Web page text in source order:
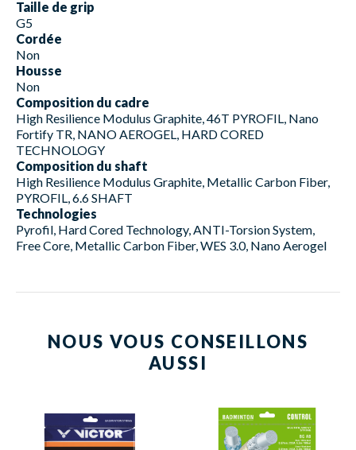
Taille de grip
G5
Cordée
Non
Housse
Non
Composition du cadre
High Resilience Modulus Graphite, 46T PYROFIL, Nano
Fortify TR, NANO AEROGEL, HARD CORED
TECHNOLOGY
Composition du shaft
High Resilience Modulus Graphite, Metallic Carbon Fiber,
PYROFIL, 6.6 SHAFT
Technologies
Pyrofil, Hard Cored Technology, ANTI-Torsion System,
Free Core, Metallic Carbon Fiber, WES 3.0, Nano Aerogel
NOUS VOUS CONSEILLONS
AUSSI